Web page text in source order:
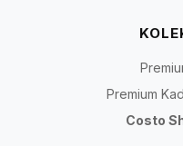
Premium
Costo